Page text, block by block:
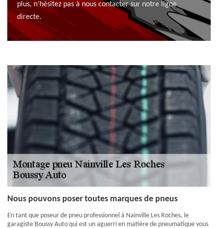
plus, n’hésitez pas à nous contacter sur notre ligne
directe.
Nous pouvons poser toutes marques de pneus
En tant que poseur de pneu professionnel à Nainville Les Roches, le
garagiste Boussy Auto qui est un aguerri en matière de pneumatique vous